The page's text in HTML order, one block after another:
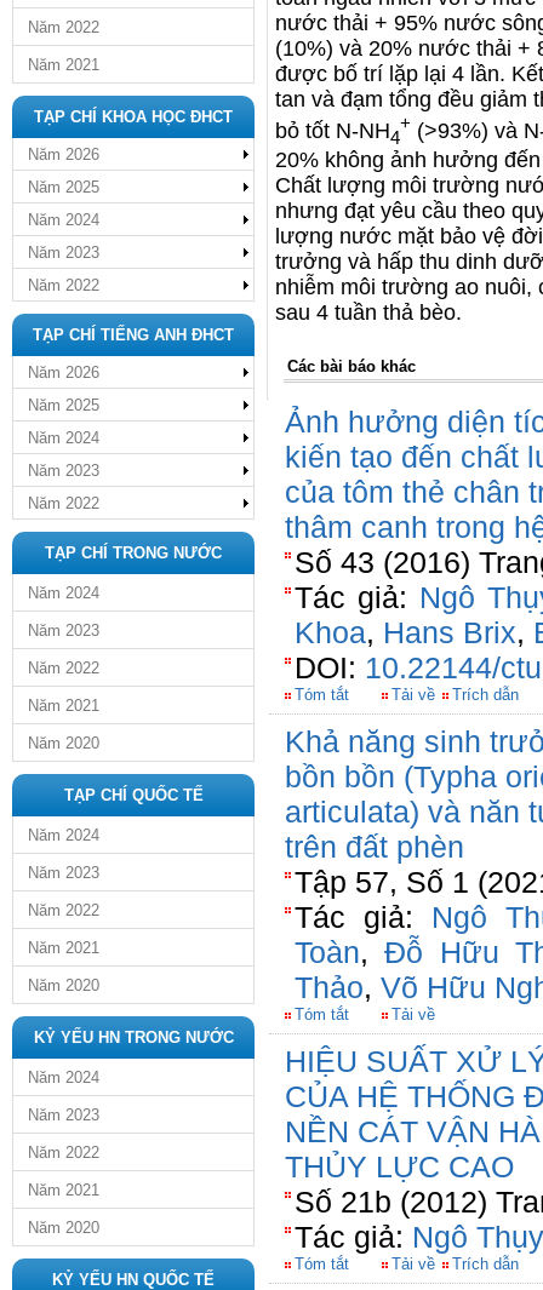
Năm 2022
Năm 2021
TẠP CHÍ KHOA HỌC ĐHCT
Năm 2026
Năm 2025
Năm 2024
Năm 2023
Năm 2022
TẠP CHÍ TIẾNG ANH ĐHCT
Năm 2026
Năm 2025
Năm 2024
Năm 2023
Năm 2022
TẠP CHÍ TRONG NƯỚC
Năm 2024
Năm 2023
Năm 2022
Năm 2021
Năm 2020
TẠP CHÍ QUỐC TẾ
Năm 2024
Năm 2023
Năm 2022
Năm 2021
Năm 2020
KỶ YẾU HN TRONG NƯỚC
Năm 2024
Năm 2023
Năm 2022
Năm 2021
Năm 2020
KỶ YẾU HN QUỐC TẾ
nước thải + 95% nước
(10%) và 20% nước thải +
được bố trí lặp lại 4 lần.
tan và đạm tổng đều giảm
bỏ tốt N-NH4
+ (>93%) và
20% không ảnh hưởng
Chất lượng môi trường
nhưng đạt yêu cầu theo
lượng nước mặt bảo vệ
trưởng và hấp thu dinh
nhiễm môi trường ao
sau 4 tuần thả bèo.
Các bài báo khác
Ảnh hưởng diện
kiến tạo đến chất
của tôm thẻ chân
thâm canh trong
Số 43 (2016)
Tác giả: Ngô
Khoa, Hans Brix,
DOI: 10.22144/
Tóm tắt Tải về Trích dẫn
Khả năng sinh
bồn bồn (Typha
articulata) và năn
trên đất phèn
Tập 57, Số 1
Tác giả: Ngô
Toàn,Đỗ Hữu
Thảo, Võ Hữu
Tóm tắt Tải về
HIỆU SUẤT XỬ
CỦA HỆ THỐNG
NỀN CÁT VẬN
THỦY LỰC CAO
Số 21b (2012)
Tác giả: Ngô
Tóm tắt Tải về Trích dẫn